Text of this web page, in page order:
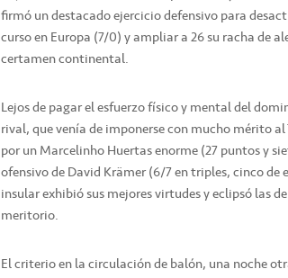
firmó un destacado ejercicio defensivo para
curso en Europa (7/0) y ampliar a 26 su racha de
certamen continental.
Lejos de pagar el esfuerzo físico y mental del
rival, que venía de imponerse con mucho mérito al
por un Marcelinho Huertas enorme (27 puntos y
ofensivo de David Krämer (6/7 en triples, cinco
insular exhibió sus mejores virtudes y eclipsó las
meritorio.
El criterio en la circulación de balón, una noche